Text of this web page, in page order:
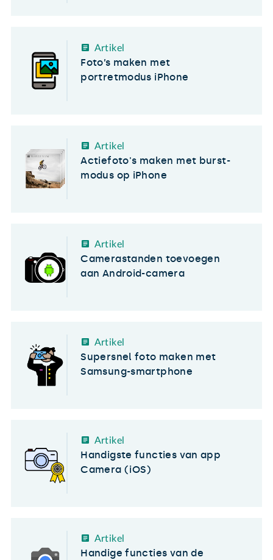
Artikel
Foto’s maken met
portretmodus iPhone
Artikel
Actiefoto's maken met burst-
modus op iPhone
Artikel
Camerastanden toevoegen
aan Android-camera
Artikel
Supersnel foto maken met
Samsung-smartphone
Artikel
Handigste functies van app
Camera (iOS)
Artikel
Handige functies van de